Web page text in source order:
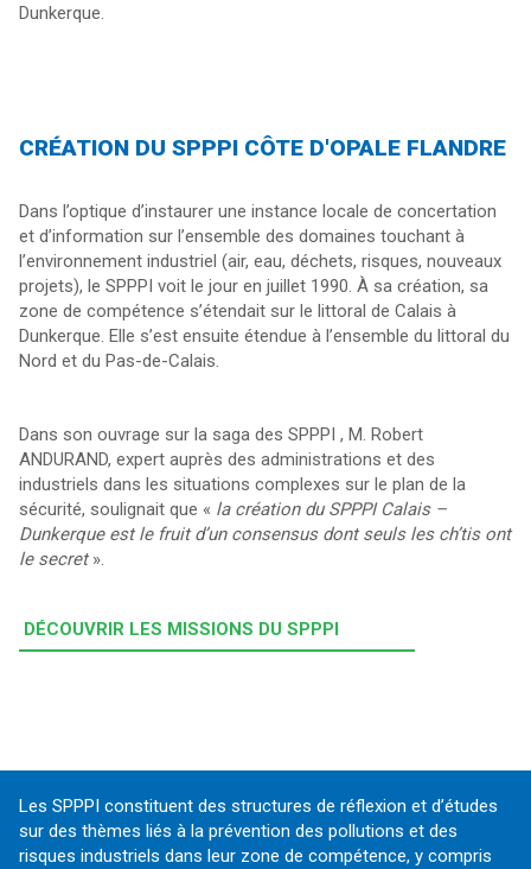
Dunkerque.
CRÉATION DU SPPPI CÔTE D'OPALE FLANDRE
Dans l’optique d’instaurer une instance locale de concertation
et d’information sur l’ensemble des domaines touchant à
l’environnement industriel (air, eau, déchets, risques, nouveaux
projets), le SPPPI voit le jour en juillet 1990. À sa création, sa
zone de compétence s’étendait sur le littoral de Calais à
Dunkerque. Elle s’est ensuite étendue à l’ensemble du littoral du
Nord et du Pas-de-Calais.
Dans son ouvrage sur la saga des SPPPI , M. Robert
ANDURAND, expert auprès des administrations et des
industriels dans les situations complexes sur le plan de la
sécurité, soulignait que « la création du SPPPI Calais –
Dunkerque est le fruit d’un consensus dont seuls les ch’tis ont
le secret».
DÉCOUVRIR LES MISSIONS DU SPPPI
Les SPPPI constituent des structures de réflexion et d’études
sur des thèmes liés à la prévention des pollutions et des
risques industriels dans leur zone de compétence, y compris